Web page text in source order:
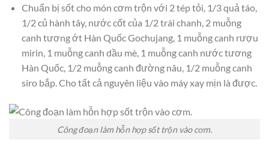
Chuẩn bị sốt cho món cơm trộn với 2 tép tỏi, 1/3 quả táo,
1/2 củ hành tây, nước cốt của 1/2 trái chanh, 2 muỗng
canh tương ớt Hàn Quốc Gochujang, 1 muỗng canh rượu
mirin, 1 muỗng canh dầu mè, 1 muỗng canh nước tương
Hàn Quốc, 1/2 muỗng canh đường nâu, 1/2 muỗng canh
siro bắp. Cho tất cả nguyên liệu vào máy xay mịn là được.
Công đoạn làm hỗn hợp sốt trộn vào cơm.